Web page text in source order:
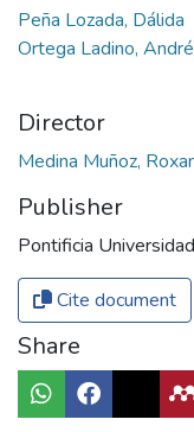
Peña Lozada, Dálida
Ortega Ladino,
Director
Medina Muñoz,
Publisher
Pontificia
Cite document
Share